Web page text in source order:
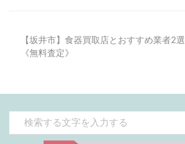
【坂井市】食器買取店とおすすめ業者2選
《無料査定》